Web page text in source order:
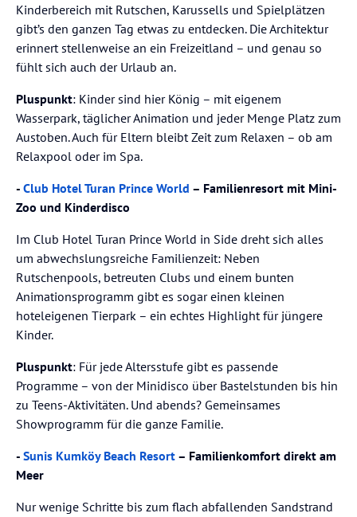
Kinderbereich mit Rutschen, Karussells und Spielplätzen
gibt’s den ganzen Tag etwas zu entdecken. Die Architektur
erinnert stellenweise an ein Freizeitland – und genau so
fühlt sich auch der Urlaub an.
Pluspunkt: Kinder sind hier König – mit eigenem
Wasserpark, täglicher Animation und jeder Menge Platz zum
Austoben. Auch für Eltern bleibt Zeit zum Relaxen – ob am
Relaxpool oder im Spa.
- Club Hotel Turan Prince World – Familienresort mit Mini-
Zoo und Kinderdisco
Im Club Hotel Turan Prince World in Side dreht sich alles
um abwechslungsreiche Familienzeit: Neben
Rutschenpools, betreuten Clubs und einem bunten
Animationsprogramm gibt es sogar einen kleinen
hoteleigenen Tierpark – ein echtes Highlight für jüngere
Kinder.
Pluspunkt: Für jede Altersstufe gibt es passende
Programme – von der Minidisco über Bastelstunden bis hin
zu Teens-Aktivitäten. Und abends? Gemeinsames
Showprogramm für die ganze Familie.
- Sunis Kumköy Beach Resort – Familienkomfort direkt am
Meer
Nur wenige Schritte bis zum flach abfallenden Sandstrand